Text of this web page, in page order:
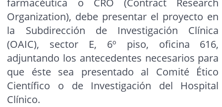
farmacéutica o CRO (Contract Research
Organization), debe presentar el proyecto en
la Subdirección de Investigación Clínica
(OAIC), sector E, 6º piso, oficina 616,
adjuntando los antecedentes necesarios para
que éste sea presentado al Comité Ético
Científico o de Investigación del Hospital
Clínico.